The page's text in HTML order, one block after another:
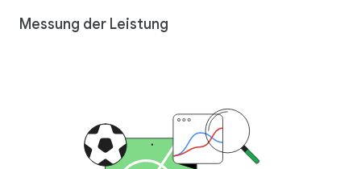
Messung der Leistung